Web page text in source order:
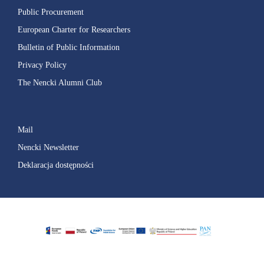
Public Procurement
European Charter for Researchers
Bulletin of Public Information
Privacy Policy
The Nencki Alumni Club
Mail
Nencki Newsletter
Deklaracja dostępności